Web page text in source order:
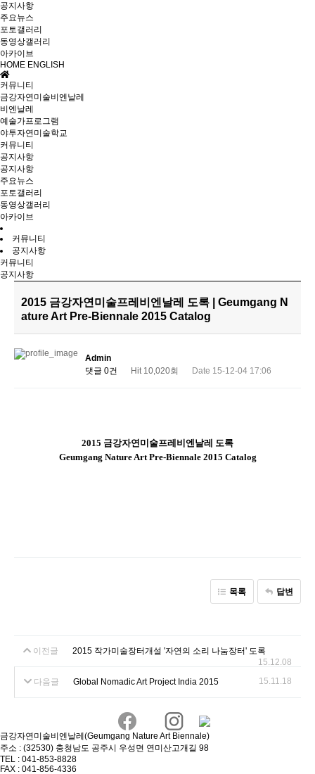
공지사항
주요뉴스
포토갤러리
동영상갤러리
아카이브
HOME ENGLISH
커뮤니티
금강자연미술비엔날레
비엔날레
예술가프로그램
야투자연미술학교
커뮤니티
공지사항
공지사항
주요뉴스
포토갤러리
동영상갤러리
아카이브
커뮤니티
공지사항
커뮤니티
공지사항
2015 금강자연미술프레비엔날레 도록 | Geumgang N
ature Art Pre-Biennale 2015 Catalog
Admin
댓글 0건
Hit 10,020회 Date 15-12-04 17:06
2015 금강자연미술프레비엔날레 도록
Geumgang Nature Art Pre-Biennale 2015 Catalog
목록 답변
이전글
2015 작가미술장터개설 '자연의 소리 나눔장터' 도록
15.12.08
다음글
Global Nomadic Art Project India 2015 15.11.18
금강자연미술비엔날레(Geumgang Nature Art Biennale)
주소 : (32530) 충청남도 공주시 우성면 연미산고개길 98
TEL : 041-853-8828
FAX : 041-856-4336